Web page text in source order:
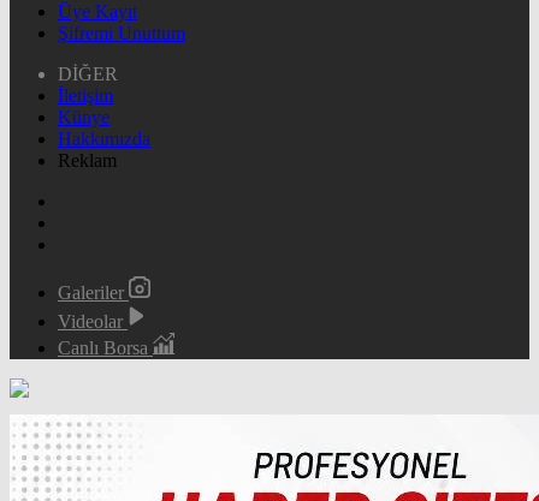
Üye Kayıt
Şifremi Unuttum
DİĞER
İletişim
Künye
Hakkımızda
Reklam
Galeriler
Videolar
Canlı Borsa